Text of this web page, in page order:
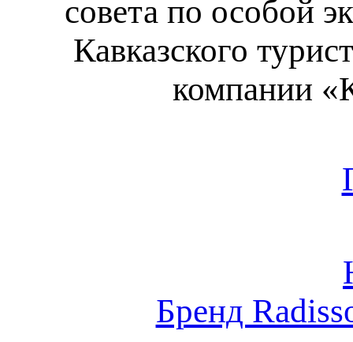
совета по особой
Кавказского
компании
Бренд